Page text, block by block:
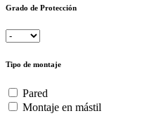
Grado de Protección
Tipo de montaje
Pared
Montaje en mástil